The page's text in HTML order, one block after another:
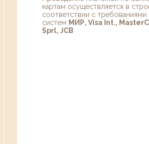
картам осуществляется в
соответствии с требованиями
систем МИР, Visa Int.,
Sprl, JCB